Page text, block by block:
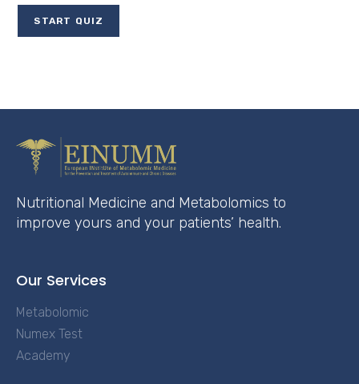
Nutritional Medicine and Metabolomics to
improve yours and your patients’ health.
Our Services
Metabolomic
Numex Test
Academy